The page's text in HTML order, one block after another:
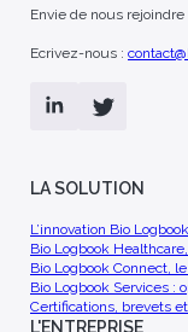
Envie de nous rejoindre
Ecrivez-nous :
LA SOLUTION
L’innovation Bio Logbook
Bio Logbook
Bio Logbook Connect,
Bio Logbook Services :
Certifications, brevets
L'ENTREPRISE